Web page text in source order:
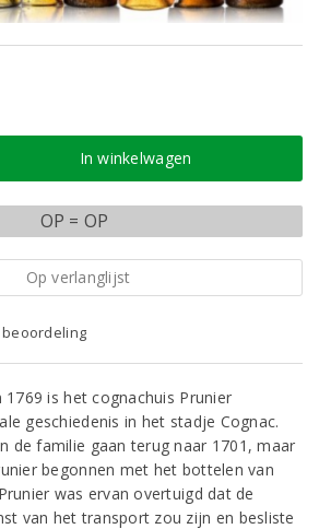
In winkelwagen
OP = OP
Op verlanglijst
is het cognachuis Prunier
geschiedenis in het stadje Cognac.
de familie gaan terug naar 1701, maar
begonnen met het bottelen van
was ervan overtuigd dat de
van het transport zou zijn en besliste